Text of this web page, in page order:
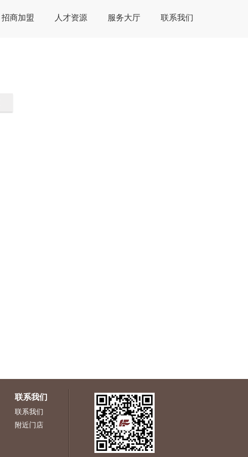
招商加盟 人才资源 服务大厅 联系我们
联系我们
联系我们
附近门店